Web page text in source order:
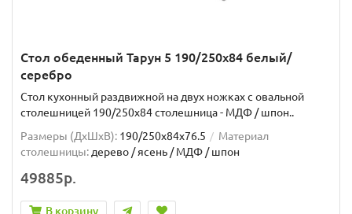
Стол обеденный Тарун 5 190/250х84 белый/
серебро
Стол кухонный раздвижной на двух ножках с овальной
столешницей 190/250х84 столешница - МДФ / шпон..
Размеры (ДхШxВ): 190/250х84х76.5
Материал
столешницы: дерево / ясень / МДФ / шпон
49885р.
В корзину